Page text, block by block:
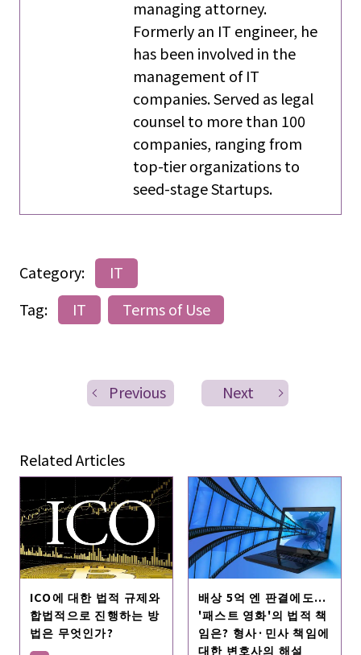
managing attorney.
Formerly an IT engineer, he
has been involved in the
management of IT
companies. Served as legal
counsel to more than 100
companies, ranging from
top-tier organizations to
seed-stage Startups.
Category:
IT
Tag:
IT Terms of Use
Previous Next
Related Articles
ICO에 대한 법적 규제와
합법적으로 진행하는 방
법은 무엇인가?
배상 5억 엔 판결에도...
'패스트 영화'의 법적 책
임은? 형사·민사 책임에
대한 변호사의 해설